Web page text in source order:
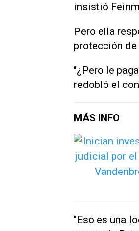
insistió
Pero ella
protección de
"¿Pero le
redobló el
MÁS INFO
"Eso es una